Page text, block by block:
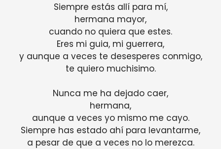
Siempre estás allí para mí,
hermana mayor,
cuando no quiera que estes.
Eres mi guia, mi guerrera,
y aunque a veces te desesperes conmigo,
te quiero muchisimo.
Nunca me ha dejado caer,
hermana,
aunque a veces yo mismo me cayo.
Siempre has estado ahí para levantarme,
a pesar de que a veces no lo merezca.